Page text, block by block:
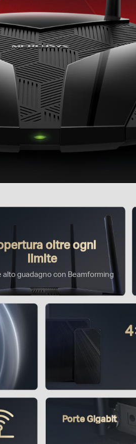
oltre ogni
limite
guadagno con Beamforming
Porte Gigabit